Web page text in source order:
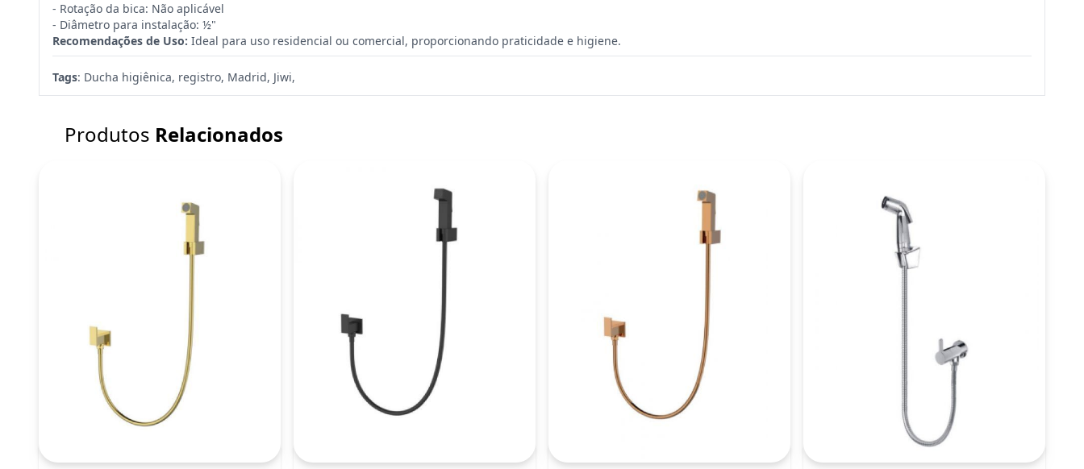
Ralos E GrelhasDuchas
- Rotação da bica: Não aplicável
- Diâmetro para instalação: ½"
Recomendações de Uso: Ideal para uso residencial ou comercial, proporcionando praticidade e higiene.
Tags: Ducha higiênica, registro, Madrid, Jiwi,
Produtos Relacionados